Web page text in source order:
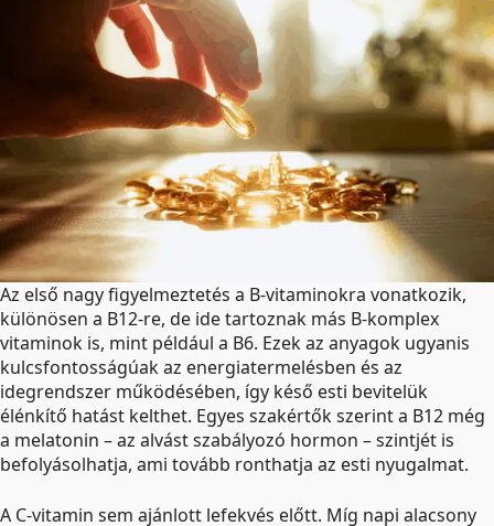
Az első nagy figyelmeztetés a B-vitaminokra vonatkozik,
különösen a B12-re, de ide tartoznak más B-komplex
vitaminok is, mint például a B6. Ezek az anyagok ugyanis
kulcsfontosságúak az energiatermelésben és az
idegrendszer működésében, így késő esti bevitelük
élénkítő hatást kelthet. Egyes szakértők szerint a B12 még
a melatonin – az alvást szabályozó hormon – szintjét is
befolyásolhatja, ami tovább ronthatja az esti nyugalmat.
A C-vitamin sem ajánlott lefekvés előtt. Míg napi alacsony